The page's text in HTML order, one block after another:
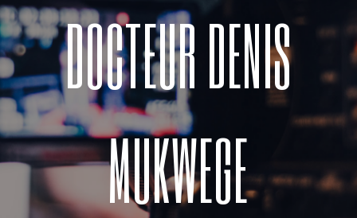
DOCTEUR DENIS
MUKWEGE